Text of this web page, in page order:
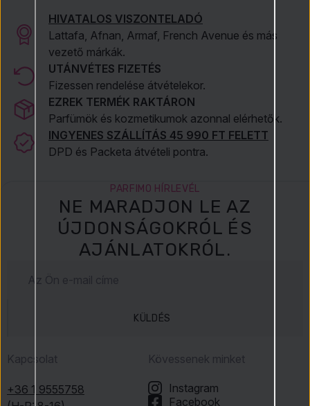
HIVATALOS VISZONTELADÓ
Lattafa, Afnan, Armaf, French Avenue és más
vezető márkák.
UTÁNVÉTES FIZETÉS
Fizessen rendelése átvételekor.
EZREK TERMÉK RAKTÁRON
Parfümök és kozmetikumok azonnal elérhetők.
INGYENES SZÁLLÍTÁS 45 990 FT FELETT
DPD és Packeta átvételi pontra.
PARFIMO HÍRLEVÉL
NE MARADJON LE AZ
ÚJDONSÁGOKRÓL ÉS
AJÁNLATOKRÓL.
KÜLDÉS
Kapcsolat
+36 1 9555758
Kövessenek minket
Instagram
Facebook